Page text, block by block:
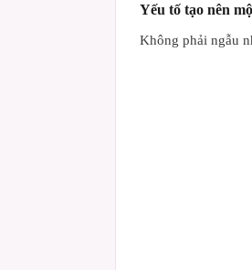
Yếu tố tạo nên
Không phải ngẫu